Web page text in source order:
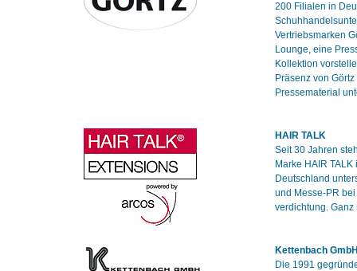
200 Filialen in
Vertriebsmarken
Lounge, eine
Kollektion
Präsenz von
Pressematerial
HAIR TALK
Seit 30 Jahren
Marke HAIR
Deutschland
und Messe-PR
verdichtung. Ganz
Kettenbach
Die 1991